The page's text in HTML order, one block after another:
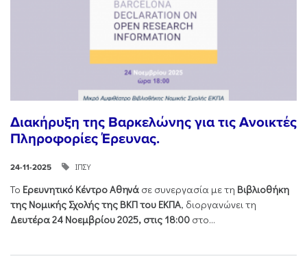
Διακήρυξη της Βαρκελώνης για τις Ανοικτές
Πληροφορίες Έρευνας.
24-11-2025 ΙΠΣΥ
Το Ερευνητικό Κέντρο Αθηνά σε συνεργασία με τη Βιβλιοθήκη
της Νομικής Σχολής της ΒΚΠ του ΕΚΠΑ, διοργανώνει τη
Δευτέρα 24 Νοεμβρίου 2025, στις 18:00 στο...